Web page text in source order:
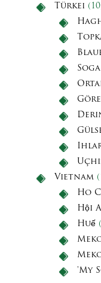
Türkei
Vietnam
Ho
Hội
Huế
'My